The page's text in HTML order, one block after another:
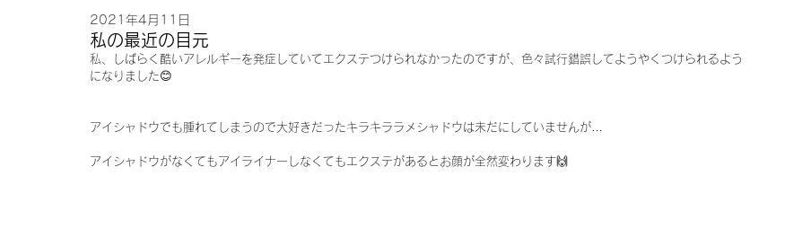
私の最近の目元
2021年4月11日
私、しばらく酷いアレルギーを発症していてエクステつけられなかったのですが、色々試行錯誤してようやくつけられるよう
になりました😊
アイシャドウでも腫れてしまうので大好きだったキラキララメシャドウは未だにしていませんが…
アイシャドウがなくてもアイライナーしなくてもエクステがあるとお顔が全然変わります🙌